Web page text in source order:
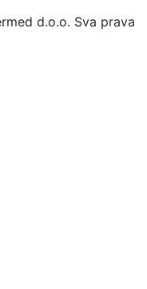
d.o.o. Sva prava